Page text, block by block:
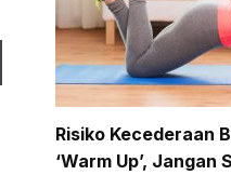
Risiko Kecederaan
‘Warm Up’, Jangan